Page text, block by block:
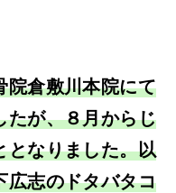
院倉敷川本院にて
たが、８月からじ
となりました。以
広志のドタバタコ